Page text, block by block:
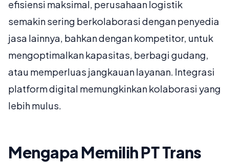
efisiensi maksimal, perusahaan logistik
semakin sering berkolaborasi dengan penyedia
jasa lainnya, bahkan dengan kompetitor, untuk
mengoptimalkan kapasitas, berbagi gudang,
atau memperluas jangkauan layanan. Integrasi
platform digital memungkinkan kolaborasi yang
lebih mulus.
Mengapa Memilih PT Trans